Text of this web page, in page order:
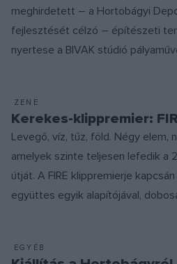
meghirdetett – a Hortobágyi
fejlesztését célzó – építészeti
nyertese a BIVAK stúdió
ZENE
Kerekes-klippremier:
Levegő, víz, tűz, föld. Négy elem,
amelyek szinte teljesen lefedik a
útját. A FIRE klippremierje
együttes egyik alapítójával,
EGYÉB